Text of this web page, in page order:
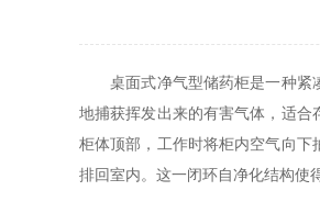
桌面式净气型储药柜是一种紧凑
地捕获挥发出来的有害气体，适合
柜体顶部，工作时将柜内空气向
排回室内。这一闭环自净化结构使